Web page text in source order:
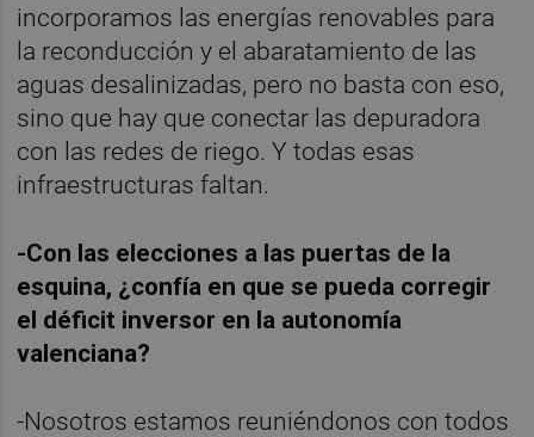
incorporamos las energías renovables para
la reconducción y el abaratamiento de las
aguas desalinizadas, pero no basta con eso,
sino que hay que conectar las depuradora
con las redes de riego. Y todas esas
infraestructuras faltan.
-Con las elecciones a las puertas de la
esquina, ¿confía en que se pueda corregir
el déficit inversor en la autonomía
valenciana?
-Nosotros estamos reuniéndonos con todos